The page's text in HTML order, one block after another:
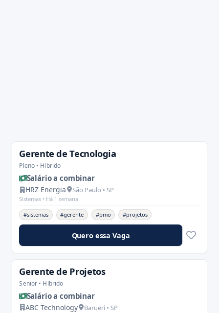
Gerente de Tecnologia
Pleno • Híbrido
Salário a combinar
HRZ Energia São Paulo • SP
Sistemas • Há 1 semana
#sistemas #gerente #pmo #projetos
Quero essa Vaga
Gerente de Projetos
Senior • Híbrido
Salário a combinar
ABC Technology Barueri • SP